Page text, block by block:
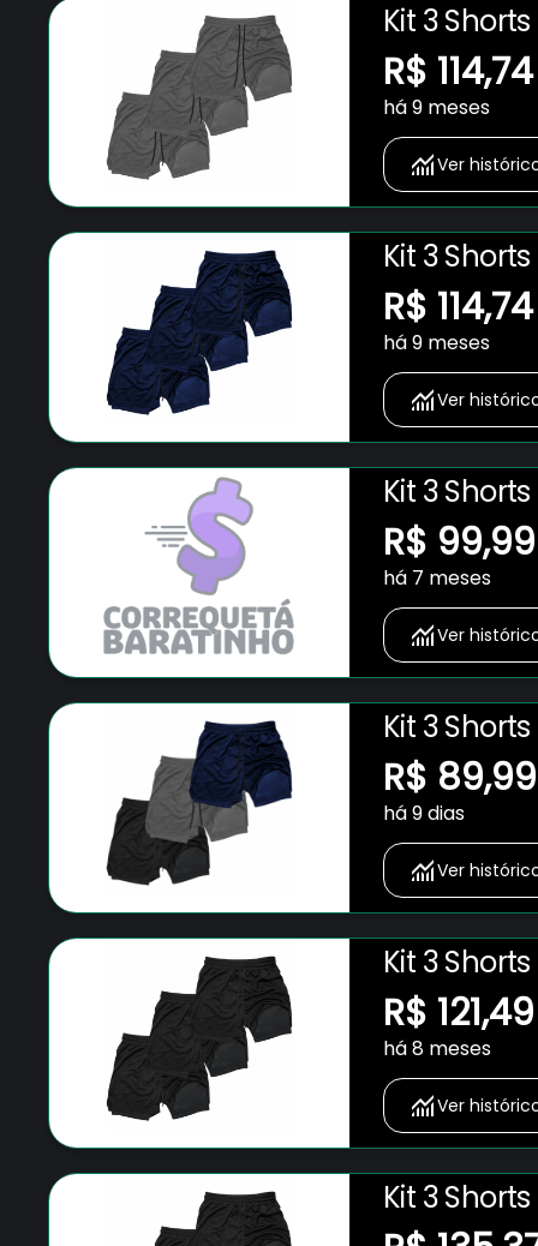
Kit 3
Bolso para
Fitness
R$ 114,74
há 9 meses
Ver
Kit 3
Bolso para
Fitness
R$ 114,74
há 9 meses
Ver
Kit 3
Bolso para
Fitness
R$ 99,99
há 7 meses
Ver
Kit 3
Bolso para
Fitness
R$ 89,99
há 9 dias
Ver
Kit 3
Bolso para
Fitness
R$ 121,49
há 8 meses
Ver
Kit 3
Bolso para